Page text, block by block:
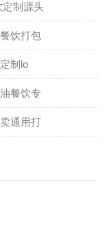
定制源头
饮打包
制lo
餐饮专
通用打